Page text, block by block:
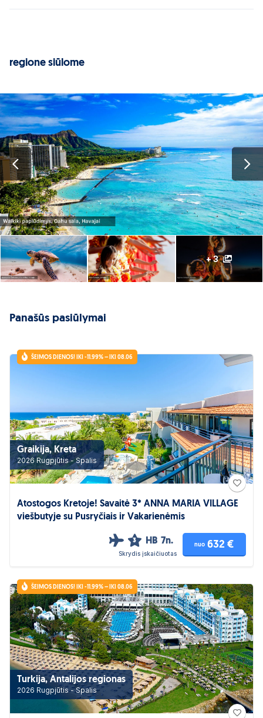
regione siūlome
+ 3
Panašūs pasiūlymai
ŠEIMOS DIENOS! IKI -11.99% – IKI 08.06
Graikija, Kreta
2026 Rugpjūtis - Spalis
Atostogos Kretoje! Savaitė 3* ANNA MARIA VILLAGE
viešbutyje su Pusryčiais ir Vakarienėmis
3 HB 7n.
Skrydis įskaičiuotas
nuo 632 €
ŠEIMOS DIENOS! IKI -11.99% – IKI 08.06
Turkija, Antalijos regionas
2026 Rugpjūtis - Spalis